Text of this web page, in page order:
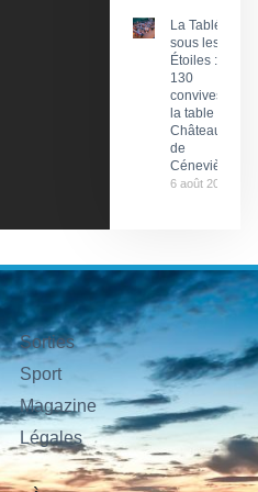
La Tablée
sous les
Étoiles :
130
convives à
la table du
Château
de
Cénevières
6 août 2026
Sorties
Sport
Magazine
Légales